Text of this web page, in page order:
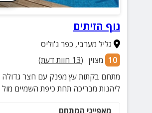
נוף הזיתים
גליל מערבי, כפר ג'וליס
10 מצוין (
13 חוות דעת)
מתחם בקתות עץ מפנק עם חצר גדולה
ליהנות מבריכה תחת כיפת השמיים
מאפייני המתחם